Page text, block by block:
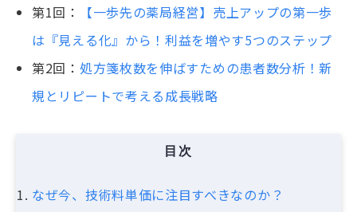
第1回：
【一歩先の薬局経営】売上アップの第一歩
は『見える化』から！利益を増やす5つのステップ
第2回： 処方箋枚数を伸ばすための患者数分析！新
規とリピートで考える成長戦略
目次
なぜ今、技術料単価に注目すべきなのか？